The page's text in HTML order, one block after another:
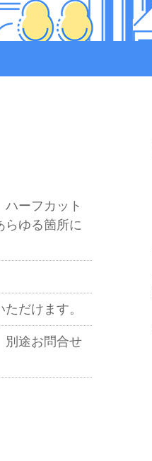
ハーフカット
らゆる箇所に
だけます。
別途お問合せ